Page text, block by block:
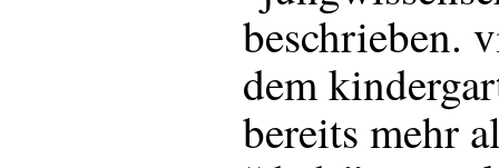
beschrieben.
dem
bereits mehr